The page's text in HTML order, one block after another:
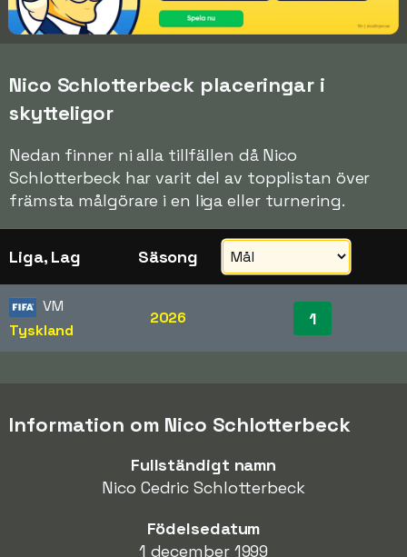
Nico Schlotterbeck placeringar i
skytteligor
Nedan finner ni alla tillfällen då Nico
Schlotterbeck har varit del av topplistan över
främsta målgörare i en liga eller turnering.
Liga, Lag Säsong
VM
Tyskland
2026 1
Information om Nico Schlotterbeck
Fullständigt namn
Nico Cedric Schlotterbeck
Födelsedatum
1 december 1999